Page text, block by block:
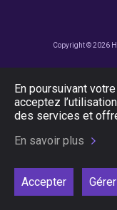
En poursuivant
acceptez
des services et
En savoir plus
Accepter
Copyright © 2026